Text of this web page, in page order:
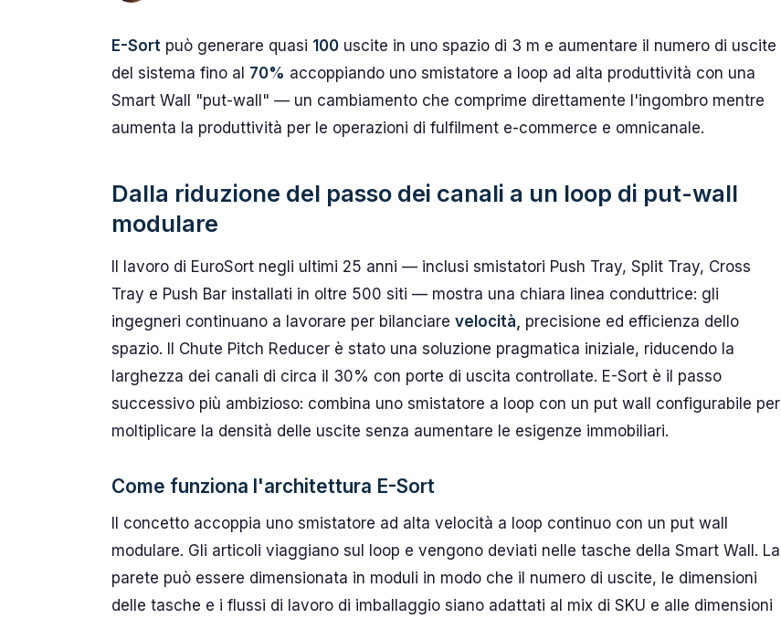
E-Sort può generare quasi 100 uscite in uno spazio di 3 m e aumentare il numero di uscite
del sistema fino al 70% accoppiando uno smistatore a loop ad alta produttività con una
Smart Wall "put-wall" — un cambiamento che comprime direttamente l'ingombro mentre
aumenta la produttività per le operazioni di fulfilment e-commerce e omnicanale.
Dalla riduzione del passo dei canali a un loop di put-wall
modulare
Il lavoro di EuroSort negli ultimi 25 anni — inclusi smistatori Push Tray, Split Tray, Cross
Tray e Push Bar installati in oltre 500 siti — mostra una chiara linea conduttrice: gli
ingegneri continuano a lavorare per bilanciare velocità, precisione ed efficienza dello
spazio. Il Chute Pitch Reducer è stato una soluzione pragmatica iniziale, riducendo la
larghezza dei canali di circa il 30% con porte di uscita controllate. E-Sort è il passo
successivo più ambizioso: combina uno smistatore a loop con un put wall configurabile per
moltiplicare la densità delle uscite senza aumentare le esigenze immobiliari.
Come funziona l'architettura E-Sort
Il concetto accoppia uno smistatore ad alta velocità a loop continuo con un put wall
modulare. Gli articoli viaggiano sul loop e vengono deviati nelle tasche della Smart Wall. La
parete può essere dimensionata in moduli in modo che il numero di uscite, le dimensioni
delle tasche e i flussi di lavoro di imballaggio siano adattati al mix di SKU e alle dimensioni